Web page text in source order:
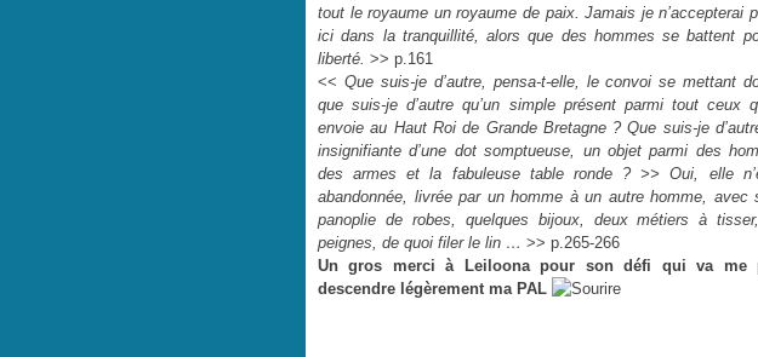
tout le royaume un royaume de paix. Jamais je n’accepterai
ici dans la tranquillité, alors que des hommes se battent
liberté. >> p.161
<< Que suis-je d’autre, pensa-t-elle, le convoi se mettant
que suis-je d’autre qu’un simple présent parmi tout ceux
envoie au Haut Roi de Grande Bretagne ? Que suis-je
insignifiante d’une dot somptueuse, un objet parmi des
des armes et la fabuleuse table ronde ? >> Oui, elle
abandonnée, livrée par un homme à un autre homme, avec
panoplie de robes, quelques bijoux, deux métiers à
peignes, de quoi filer le lin … >> p.265-266
Un gros merci à Leiloona pour son défi qui va me
descendre légèrement ma PAL